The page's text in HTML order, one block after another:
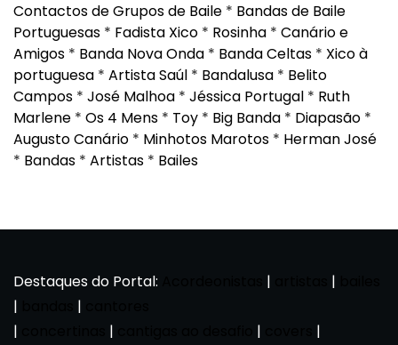
Contactos de Grupos de Baile * Bandas de Baile
Portuguesas * Fadista Xico * Rosinha * Canário e
Amigos * Banda Nova Onda * Banda Celtas * Xico à
portuguesa * Artista Saúl * Bandalusa * Belito
Campos * José Malhoa * Jéssica Portugal * Ruth
Marlene * Os 4 Mens * Toy * Big Banda * Diapasão *
Augusto Canário * Minhotos Marotos * Herman José
* Bandas * Artistas * Bailes
Destaques do Portal: | |
|
|
|
| |
|